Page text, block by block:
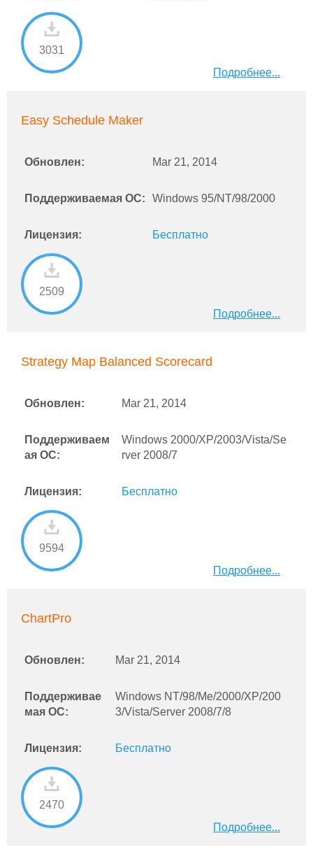
3031
Подробнее...
Easy Schedule Maker
Обновлен: Mar 21, 2014
Поддерживаемая ОС: Windows 95/NT/98/2000
Лицензия: Бесплатно
2509
Подробнее...
Strategy Map Balanced Scorecard
Обновлен: Mar 21, 2014
Поддерживаем
ая ОС:
Windows 2000/XP/2003/Vista/Se
rver 2008/7
Лицензия: Бесплатно
9594
Подробнее...
ChartPro
Обновлен: Mar 21, 2014
Поддерживае
мая ОС:
Windows NT/98/Me/2000/XP/200
3/Vista/Server 2008/7/8
Лицензия: Бесплатно
2470
Подробнее...